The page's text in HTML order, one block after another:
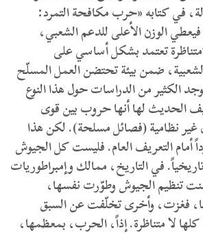
في كتابه «حرب مكافحة التمرد:
الوزن الأعلى للدعم الشعبي،
تعتمد بشكل أساسي على
ضمن بيئة تحتضن العمل المسلّح
الكثير من الدراسات حول هذا النوع
الحديث لها أنها حروب بين قوى
نظامية (فصائل مسلحة). لكن هذا
أمام التعريف العام. فليست كل الجيوش
تاريخياً. في التاريخ، ممالك وإمبراطوريات
تنظيم الجيوش وطوّرت نفسها،
فغزت، وأخرى تخلّفت عن السبق
لا متناظرة. إذاً، الحرب، بمعظمها،